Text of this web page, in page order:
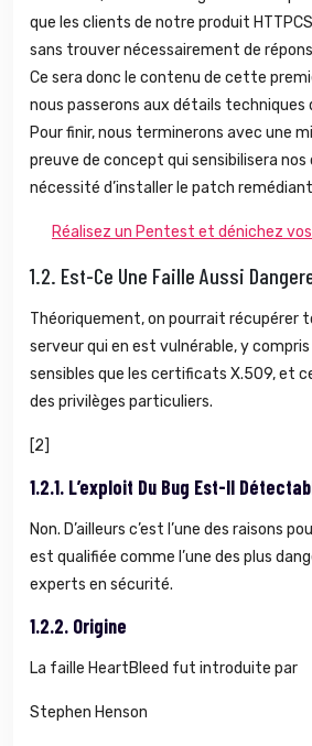
que les clients de notre produit
sans trouver nécessairement de
Ce sera donc le contenu de cette
nous passerons aux détails techniques
Pour finir, nous terminerons avec une
preuve de concept qui sensibilisera nos
nécessité d’installer le patch
Réalisez un Pentest et dénichez
1.2. Est-Ce Une Faille Aussi
Théoriquement, on pourrait récupérer
serveur qui en est vulnérable, y
sensibles que les certificats X.509, et
des privilèges particuliers.
[2]
1.2.1. L’exploit Du Bug Est-Il
Non. D’ailleurs c’est l’une des raisons
est qualifiée comme l’une des plus
experts en sécurité.
1.2.2. Origine
La faille HeartBleed fut introduite par
Stephen Henson